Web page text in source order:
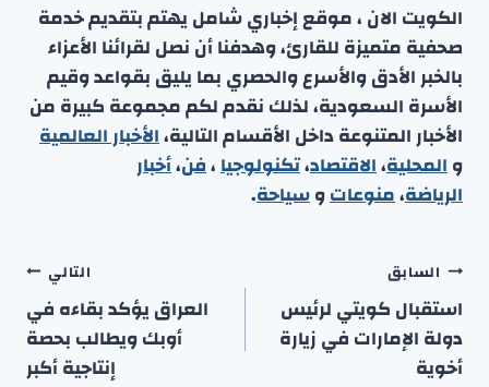
الكويت الان ، موقع إخباري شامل يهتم بتقديم خدمة
صحفية متميزة للقارئ، وهدفنا أن نصل لقرائنا الأعزاء
بالخبر الأدق والأسرع والحصري بما يليق بقواعد وقيم
الأسرة السعودية، لذلك نقدم لكم مجموعة كبيرة من
الأخبار المتنوعة داخل الأقسام التالية،الأخبار العالمية
والمحلية،الاقتصاد،تكنولوجيا،فن،أخبار
الرياضة،منوعاتوسياحة.
تصفّح
المقالات
السابق
استقبال كويتي لرئيس
دولة الإمارات في زيارة
أخوية
التالي
العراق يؤكد بقاءه في
أوبك ويطالب بحصة
إنتاجية أكبر